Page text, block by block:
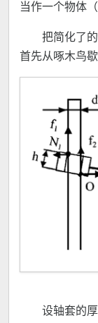
当作一个物体
把简化了
首先从啄木鸟
设轴套的